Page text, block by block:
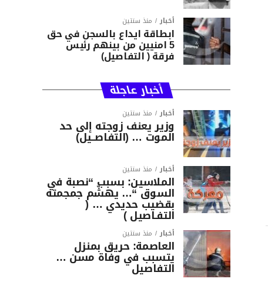
أخبار منذ سنتين
ابطاقة ايداع بالسجن في حق
5 امنيين من بينهم رئيس
فرقة ( التفاصيل)
أخبار عاجلة
أخبار منذ سنتين
وزير يعنف زوجته إلى حد
الموت … (التفاصــيل)
أخبار منذ سنتين
الملاسين: بسبب “نصبة في
السوق “… يهشّم جمجمته
بقضيب حديدي … (
التفـاصيل )
أخبار منذ سنتين
العاصمة: حريق بمنزل
يتسبب في وفاة مسن …
التفاصيل